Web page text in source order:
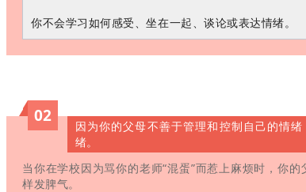
你不会学习如何感受、坐在一起、谈论或表达情绪。
02
因为你的父母不善于管理和控制自己的情
绪。
当你在学校因为骂你的老师“混蛋”而惹上麻烦时，你
样发脾气。